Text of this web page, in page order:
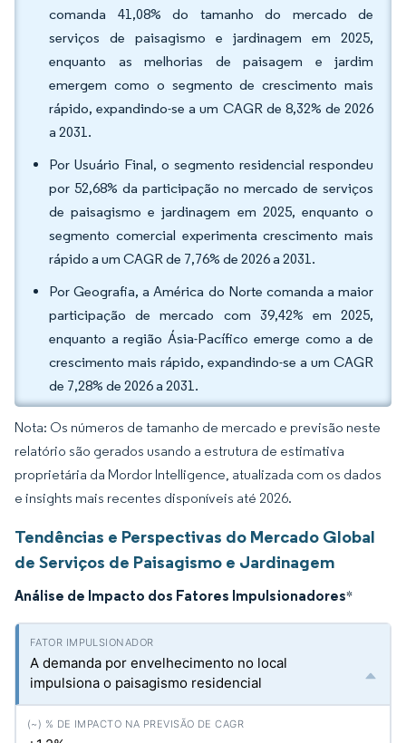
comanda 41,08% do tamanho do mercado de
serviços de paisagismo e jardinagem em 2025,
enquanto as melhorias de paisagem e jardim
emergem como o segmento de crescimento mais
rápido, expandindo-se a um CAGR de 8,32% de 2026
a 2031.
Por Usuário Final, o segmento residencial respondeu
por 52,68% da participação no mercado de serviços
de paisagismo e jardinagem em 2025, enquanto o
segmento comercial experimenta crescimento mais
rápido a um CAGR de 7,76% de 2026 a 2031.
Por Geografia, a América do Norte comanda a maior
participação de mercado com 39,42% em 2025,
enquanto a região Ásia-Pacífico emerge como a de
crescimento mais rápido, expandindo-se a um CAGR
de 7,28% de 2026 a 2031.
Nota: Os números de tamanho de mercado e previsão neste
relatório são gerados usando a estrutura de estimativa
proprietária da Mordor Intelligence, atualizada com os dados
e insights mais recentes disponíveis até 2026.
Tendências e Perspectivas do Mercado Global
de Serviços de Paisagismo e Jardinagem
Análise de Impacto dos Fatores Impulsionadores*
A demanda por envelhecimento no local
impulsiona o paisagismo residencial